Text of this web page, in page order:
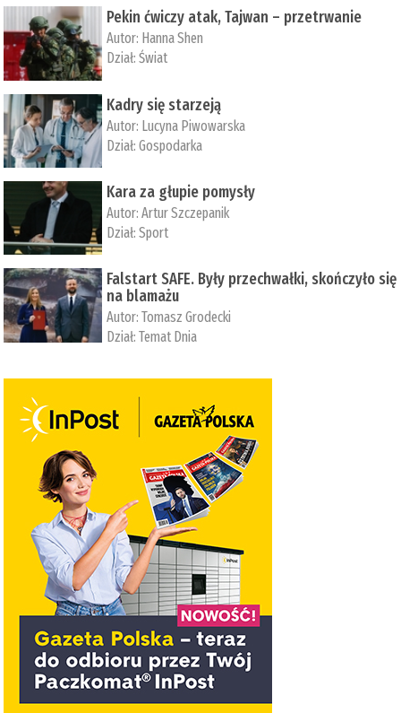
Pekin ćwiczy atak, Tajwan – przetrwanie
Autor: ­Hanna Shen
Dział:Świat
Kadry się starzeją
Autor: Lucyna Piwowarska
Dział:Gospodarka
Kara za głupie pomysły
Autor:Artur Szczepanik
Dział:Sport
Falstart SAFE. Były przechwałki, skończyło się
na blamażu
Autor:Tomasz Grodecki
Dział:Temat Dnia